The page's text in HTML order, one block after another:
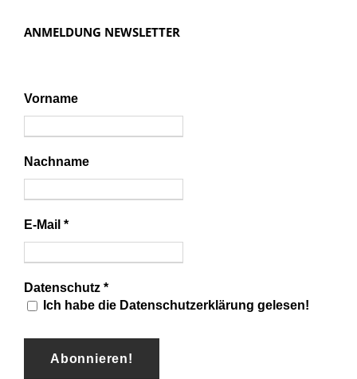
ANMELDUNG NEWSLETTER
Vorname
Nachname
E-Mail *
Datenschutz *
Ich habe die Datenschutzerklärung gelesen!